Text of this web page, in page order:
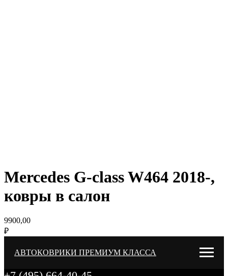
Mercedes G-class W464 2018-,
ковры в салон
9900,00
₽
АВТОКОВРИКИ ПРЕМИУМ КЛАССА